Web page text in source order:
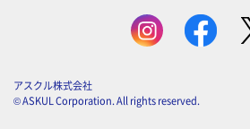
アスクル株式会社
© ASKUL Corporation. All rights reserved.